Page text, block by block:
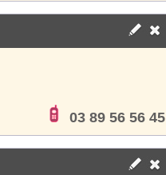
03 89 56 56 45